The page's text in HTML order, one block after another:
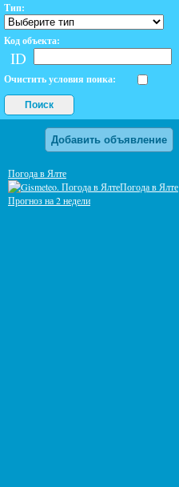
Тип:
Код объекта:
ID
Очистить условия поика:
Поиск
Добавить объявление
Погода в Ялте
Погода в Ялте
Прогноз на 2 недели